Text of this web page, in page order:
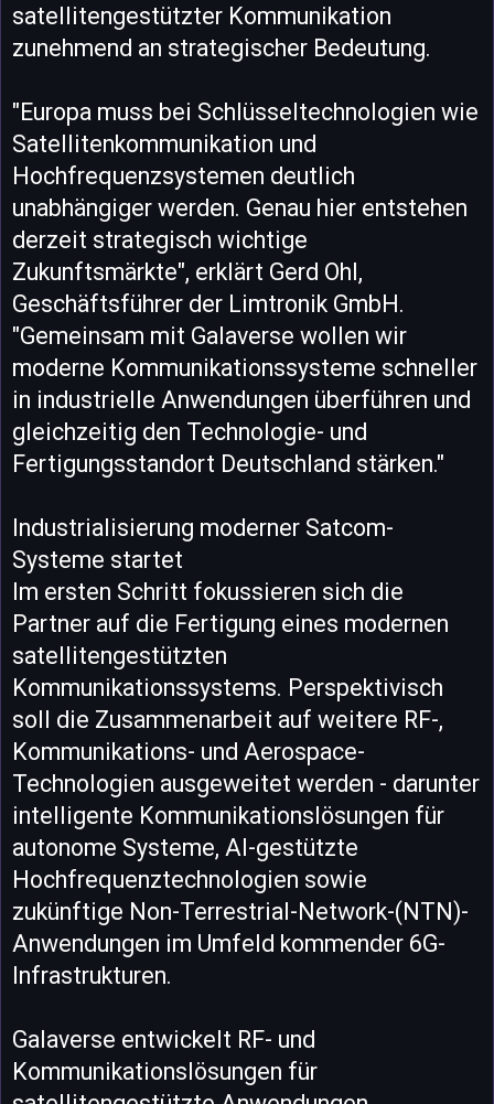
satellitengestützter Kommunikation
zunehmend an strategischer Bedeutung.
"Europa muss bei Schlüsseltechnologien wie
Satellitenkommunikation und
Hochfrequenzsystemen deutlich
unabhängiger werden. Genau hier entstehen
derzeit strategisch wichtige
Zukunftsmärkte", erklärt Gerd Ohl,
Geschäftsführer der Limtronik GmbH.
"Gemeinsam mit Galaverse wollen wir
moderne Kommunikationssysteme schneller
in industrielle Anwendungen überführen und
gleichzeitig den Technologie- und
Fertigungsstandort Deutschland stärken."
Industrialisierung moderner Satcom-
Systeme startet
Im ersten Schritt fokussieren sich die
Partner auf die Fertigung eines modernen
satellitengestützten
Kommunikationssystems. Perspektivisch
soll die Zusammenarbeit auf weitere RF-,
Kommunikations- und Aerospace-
Technologien ausgeweitet werden - darunter
intelligente Kommunikationslösungen für
autonome Systeme, AI-gestützte
Hochfrequenztechnologien sowie
zukünftige Non-Terrestrial-Network-(NTN)-
Anwendungen im Umfeld kommender 6G-
Infrastrukturen.
Galaverse entwickelt RF- und
Kommunikationslösungen für